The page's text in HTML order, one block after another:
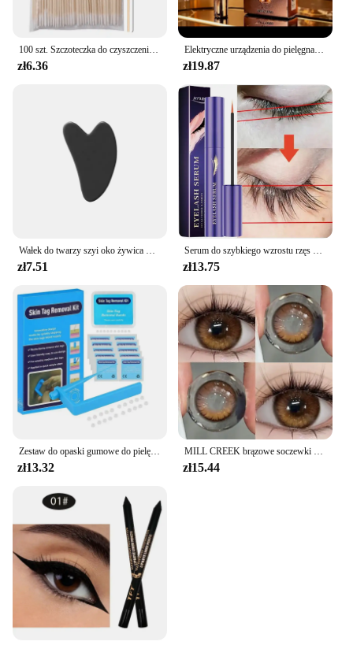
100 szt. Szczoteczka do czyszczenia rzęs wydłużająca rzęsy mikro wacik pojedyncze rzęsy Microbrush narzędzia do usuwania kosmetyków do makijażu
zł6.36
Elektryczne urządzenia do pielęgnacji twarzy Lifting twarzy Przeciwzmarszczkowy masaż twarzy i oczu z kremem do twarzy Introducer Pielęgnacja odmładzania skóry
zł19.87
zł7.51 zł13.75
zł13.32 zł15.44